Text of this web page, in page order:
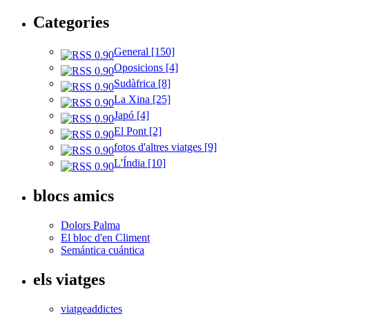
Categories
General [150]
Oposicions [4]
Sudàfrica [8]
La Xina [25]
Japó [4]
El Pont [2]
fotos d'altres viatges [9]
L'Índia [10]
blocs amics
Dolors Palma
El bloc d'en Climent
Semántica cuántica
els viatges
viatgeaddictes